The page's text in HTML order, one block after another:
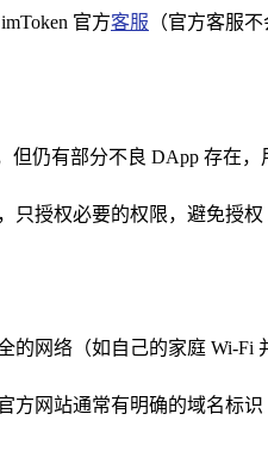
官方客服 （官方客服
但仍有部分不良 DApp 存在
只授权必要的权限，避免授
网络（如自己的家庭 Wi-
方网站通常有明确的域名标